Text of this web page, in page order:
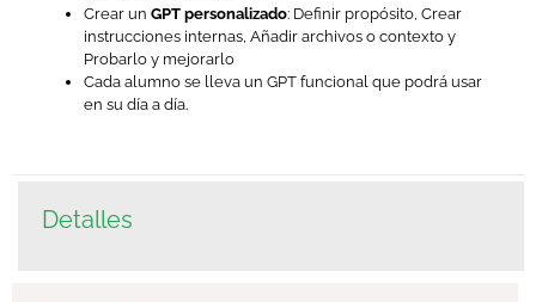
Crear un GPT personalizado: Definir propósito, Crear
instrucciones internas, Añadir archivos o contexto y
Probarlo y mejorarlo
Cada alumno se lleva un GPT funcional que podrá usar
en su día a día.
Detalles